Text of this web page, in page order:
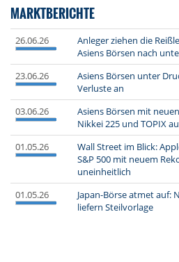
MARKTBERICHTE
26.06.26
Anleger ziehen die
Asiens Börsen nach
23.06.26
Asiens Börsen unter
Verluste an
03.06.26
Asiens Börsen mit
Nikkei 225 und TOPIX
01.05.26
Wall Street im Blick:
S&P 500 mit neuem
uneinheitlich
01.05.26
Japan-Börse atmet auf:
liefern Steilvorlage